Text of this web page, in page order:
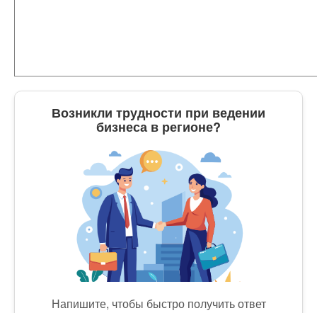
Возникли трудности при ведении
бизнеса в регионе?
Напишите, чтобы быстро получить ответ